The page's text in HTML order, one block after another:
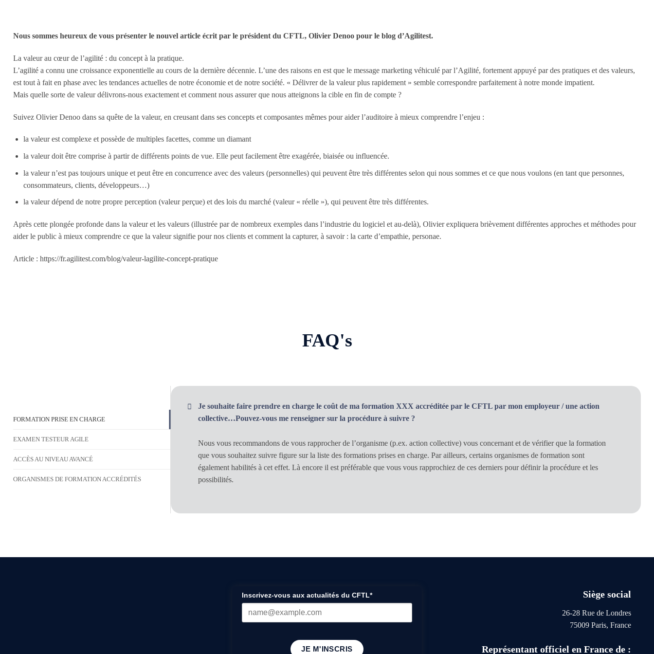
Nous sommes heureux de vous présenter le nouvel article écrit par le président du CFTL, Olivier Denoo pour le blog d’Agilitest.
La valeur au cœur de l’agilité : du concept à la pratique.
L’agilité a connu une croissance exponentielle au cours de la dernière décennie. L’une des raisons en est que le message marketing véhiculé par l’Agilité, fortement appuyé par des pratiques et des valeurs,
est tout à fait en phase avec les tendances actuelles de notre économie et de notre société. « Délivrer de la valeur plus rapidement » semble correspondre parfaitement à notre monde impatient.
Mais quelle sorte de valeur délivrons-nous exactement et comment nous assurer que nous atteignons la cible en fin de compte ?
Suivez Olivier Denoo dans sa quête de la valeur, en creusant dans ses concepts et composantes mêmes pour aider l’auditoire à mieux comprendre l’enjeu :
la valeur est complexe et possède de multiples facettes, comme un diamant
la valeur doit être comprise à partir de différents points de vue. Elle peut facilement être exagérée, biaisée ou influencée.
la valeur n’est pas toujours unique et peut être en concurrence avec des valeurs (personnelles) qui peuvent être très différentes selon qui nous sommes et ce que nous voulons (en tant que personnes,
consommateurs, clients, développeurs…)
la valeur dépend de notre propre perception (valeur perçue) et des lois du marché (valeur « réelle »), qui peuvent être très différentes.
Après cette plongée profonde dans la valeur et les valeurs (illustrée par de nombreux exemples dans l’industrie du logiciel et au-delà), Olivier expliquera brièvement différentes approches et méthodes pour
aider le public à mieux comprendre ce que la valeur signifie pour nos clients et comment la capturer, à savoir : la carte d’empathie, personae.
Article : https://fr.agilitest.com/blog/valeur-lagilite-concept-pratique
FAQ's
FORMATION PRISE EN CHARGE
EXAMEN TESTEUR AGILE
ACCÈS AU NIVEAU AVANCÉ
ORGANISMES DE FORMATION ACCRÉDITÉS
Je souhaite faire prendre en charge le coût de ma formation XXX accréditée par le CFTL par mon employeur / une action
collective…Pouvez-vous me renseigner sur la procédure à suivre ?
Nous vous recommandons de vous rapprocher de l’organisme (p.ex. action collective) vous concernant et de vérifier que la formation
que vous souhaitez suivre figure sur la liste des formations prises en charge. Par ailleurs, certains organismes de formation sont
également habilités à cet effet. Là encore il est préférable que vous vous rapprochiez de ces derniers pour définir la procédure et les
possibilités.
Inscrivez-vous aux actualités du CFTL*
JE M'INSCRIS
Siège social
26-28 Rue de Londres
75009 Paris, France
Représentant officiel en France de :